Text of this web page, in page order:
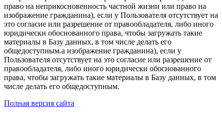
право на неприкосновенность частной жизни или право на
изображение гражданина), если у Пользователя отсутствует на
это согласие или разрешение от правообладателя, либо иного
юридически обоснованного права, чтобы загружать такие
материалы в Базу данных, в том числе делать его
общедоступным.а изображение гражданина), если у
Пользователя отсутствует на это согласие или разрешение от
правообладателя, либо иного юридически обоснованного
права, чтобы загружать такие материалы в Базу данных, в том
числе делать его общедоступным.
Полная версия сайта